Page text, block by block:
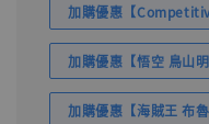
加購優惠【
加購優惠【悟空 鳥山
加購優惠【海賊王 布